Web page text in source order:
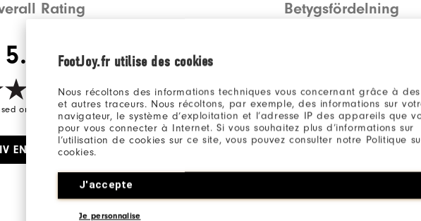
FootJoy.fr utilise des cookies
Nous récoltons des informations techniques vous concernant grâce à
et autres traceurs. Nous récoltons, par exemple, des informations sur
navigateur, le système d’exploitation et l’adresse IP des appareils que
pour vous connecter à Internet. Si vous souhaitez plus d’informations sur
l’utilisation de cookies sur ce site, vous pouvez consulter notre Politique
cookies.
J'accepte
Je personnalise
Rating
5.0/5
on 3 Review(s)
EN RECENSION
Betygsfördelning
3 stjärnor
2 stjärnor
1 stjärna
100%
av
vän.